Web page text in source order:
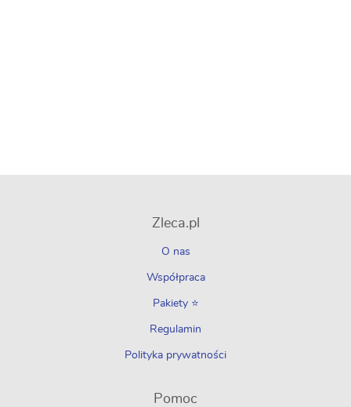
Zleca.pl
O nas
Współpraca
Pakiety ⭐
Regulamin
Polityka prywatności
Pomoc